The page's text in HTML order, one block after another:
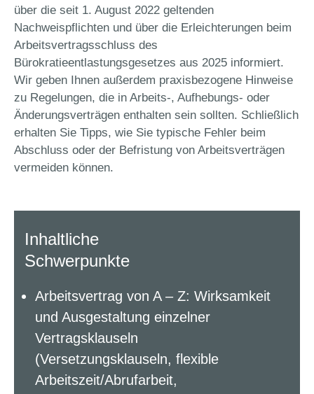
über die seit 1. August 2022 geltenden
Nachweispflichten und über die Erleichterungen beim
Arbeitsvertragsschluss des
Bürokratieentlastungsgesetzes aus 2025 informiert.
Wir geben Ihnen außerdem praxisbezogene Hinweise
zu Regelungen, die in Arbeits-, Aufhebungs- oder
Änderungsverträgen enthalten sein sollten. Schließlich
erhalten Sie Tipps, wie Sie typische Fehler beim
Abschluss oder der Befristung von Arbeitsverträgen
vermeiden können.
Inhaltliche
Schwerpunkte
Arbeitsvertrag von A – Z: Wirksamkeit
und Ausgestaltung einzelner
Vertragsklauseln
(Versetzungsklauseln, flexible
Arbeitszeit/Abrufarbeit,